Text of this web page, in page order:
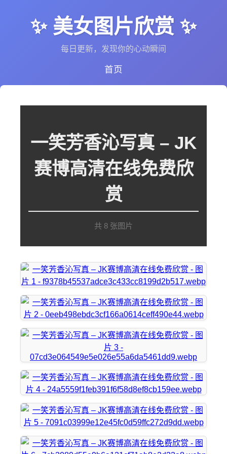
✨ 美女图片欣赏 ✨
每日更新，发现你的心动瞬间
首页
一笑芳香沁写真 – JK
赛博高清在线免费欣
赏
共 8 张图片